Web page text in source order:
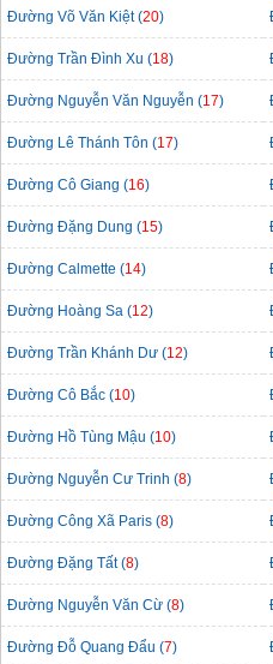
Đường Võ Văn Kiệt (20)
Đường Trần Đình Xu (18)
Đường Nguyễn Văn Nguyễn (17)
Đường Lê Thánh Tôn (17)
Đường Cô Giang (16)
Đường Đặng Dung (15)
Đường Calmette (14)
Đường Hoàng Sa (12)
Đường Trần Khánh Dư (12)
Đường Cô Bắc (10)
Đường Hồ Tùng Mậu (10)
Đường Nguyễn Cư Trinh (8)
Đường Công Xã Paris (8)
Đường Đặng Tất (8)
Đường Nguyễn Văn Cừ (8)
Đường Đỗ Quang Đẩu (7)